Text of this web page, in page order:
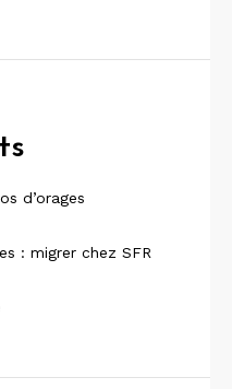
d’orages
: migrer chez SFR